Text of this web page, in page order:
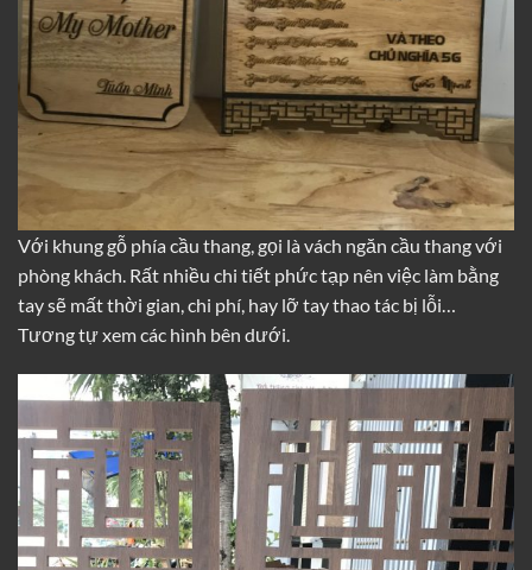
Với khung gỗ phía cầu thang, gọi là vách ngăn cầu thang với
phòng khách. Rất nhiều chi tiết phức tạp nên việc làm bằng
tay sẽ mất thời gian, chi phí, hay lỡ tay thao tác bị lỗi…
Tương tự xem các hình bên dưới.